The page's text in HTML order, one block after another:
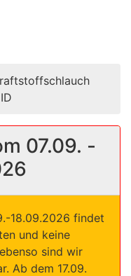
07.09. -
18.09.2026 findet
und keine
sind wir
Ab dem 17.09.